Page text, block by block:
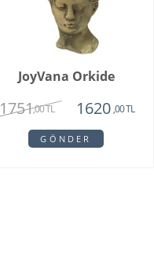
JoyVana Orkide
1751,00 TL 1620 ,00 TL
GÖNDER